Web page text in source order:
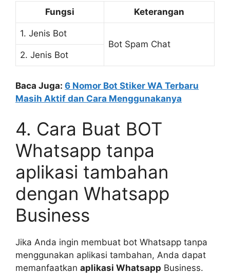
Fungsi Keterangan
1. Jenis Bot
Bot Spam Chat
2. Jenis Bot
Baca Juga: 6 Nomor Bot Stiker WA Terbaru
Masih Aktif dan Cara Menggunakanya
4. Cara Buat BOT
Whatsapp tanpa
aplikasi tambahan
dengan Whatsapp
Business
Jika Anda ingin membuat bot Whatsapp tanpa
menggunakan aplikasi tambahan, Anda dapat
memanfaatkan aplikasi Whatsapp Business.